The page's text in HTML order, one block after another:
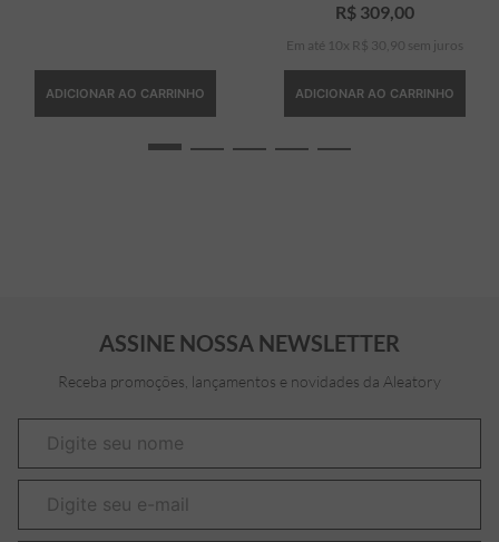
ADICIONAR AO CARRINHO
R$ 309,00
Em até 10 x R$ 30 90 sem juros
ADICIONAR AO CARRINHO
ASSINE NOSSA NEWSLETTER
Receba promoções, lançamentos e novidades da Aleatory